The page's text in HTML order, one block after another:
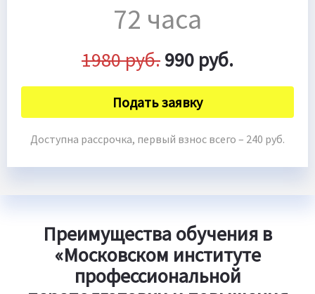
72 часа
1980 руб.990 руб.
Подать заявку
Доступна рассрочка, первый взнос всего – 240 руб.
Преимущества обучения в
«Московском институте
профессиональной